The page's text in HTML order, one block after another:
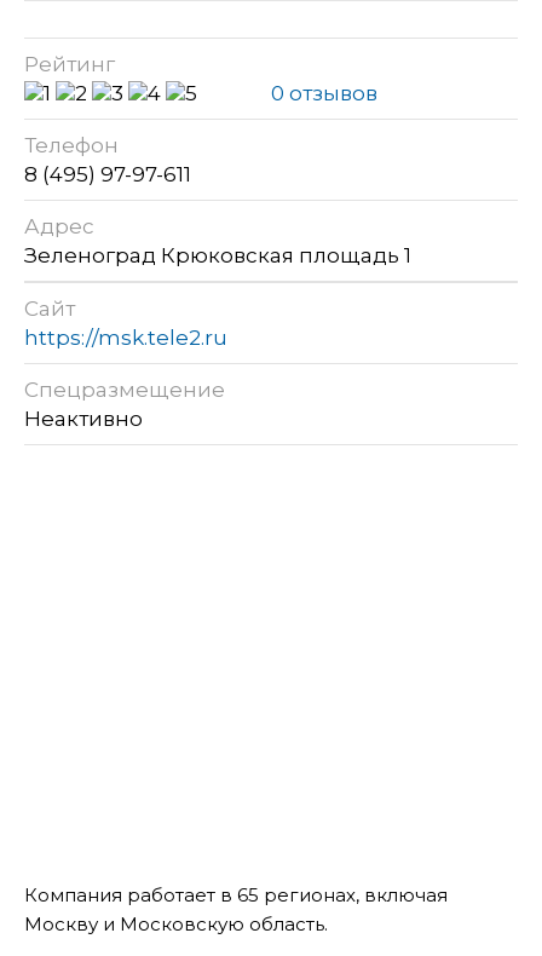
Рейтинг
0 отзывов
Телефон
8 (495) 97-97-611
Адрес
Зеленоград Крюковская площадь 1
Сайт
https://msk.tele2.ru
Спецразмещение
Неактивно
Компания работает в 65 регионах, включая
Москву и Московскую область.